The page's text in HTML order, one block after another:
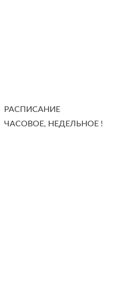
РАСПИСАНИЕ
ЧАСОВОЕ, НЕДЕЛЬНОЕ !